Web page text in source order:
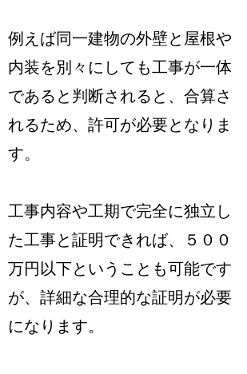
例えば同一建物の外壁と屋根や
内装を別々にしても工事が一体
であると判断されると、合算さ
れるため、許可が必要となりま
す。
工事内容や工期で完全に独立し
た工事と証明できれば、５００
万円以下ということも可能です
が、詳細な合理的な証明が必要
になります。